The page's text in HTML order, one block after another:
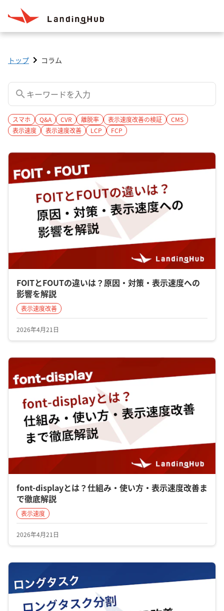
トップ コラム
スマホ Q&A CVR 離脱率 表示速度改善の検証
CMS
表示速度
表示速度改善 LCP FCP
FOITとFOUTの違いは？原因・対策・表示速度への
影響を解説
表示速度改善
2026年4月21日
font-displayとは？仕組み・使い方・表示速度改善ま
で徹底解説
表示速度
2026年4月21日